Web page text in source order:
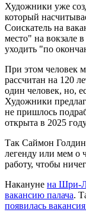
Художники уже
который
Соискатель на
место" на вокзале
уходить "по
При этом человек
рассчитан на 120
один человек, но,
Художники
не пришлось
открыта в 2025
Так Саймон Голдин
легенду или мем о
работу, чтобы
Накануне на Шри-
вакансию палача.
появилась